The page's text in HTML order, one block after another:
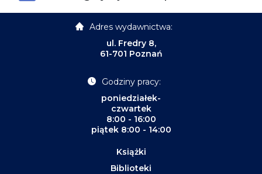
Adres wydawnictwa:
ul. Fredry 8,
61-701 Poznań
Godziny pracy:
poniedziałek-
czwartek
8:00 - 16:00
piątek 8:00 - 14:00
Książki
Biblioteki